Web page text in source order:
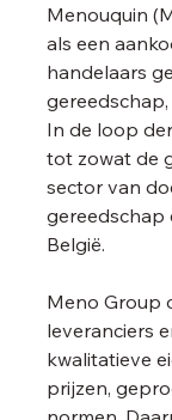
Menouquin
als een
handelaars
In de loop
tot zowat de
sector van
gereedschap
België.
Meno Group
leveranciers
kwalitatieve
prijzen,